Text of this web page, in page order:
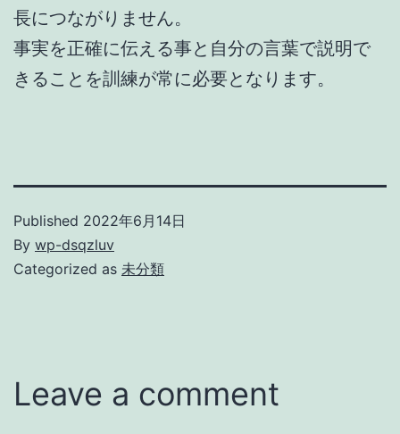
長につながりません。
事実を正確に伝える事と自分の言葉で説明で
きることを訓練が常に必要となります。
Published 2022年6月14日
By wp-dsqzluv
Categorized as 未分類
Leave a comment